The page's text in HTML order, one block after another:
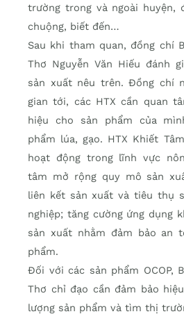
trường trong và ngoài huyện,
chuộng, biết đến…
Sau khi tham quan, đồng chí
Thơ Nguyễn Văn Hiếu đánh
sản xuất nêu trên. Ðồng chí
gian tới, các HTX cần quan
hiệu cho sản phẩm của
phẩm lúa, gạo. HTX Khiết
hoạt động trong lĩnh vực
tâm mở rộng quy mô sản
liên kết sản xuất và tiêu thụ
nghiệp; tăng cường ứng dụng
sản xuất nhằm đảm bảo an
phẩm.
Ðối với các sản phẩm OCOP,
Thơ chỉ đạo cần đảm bảo
lượng sản phẩm và tìm thị